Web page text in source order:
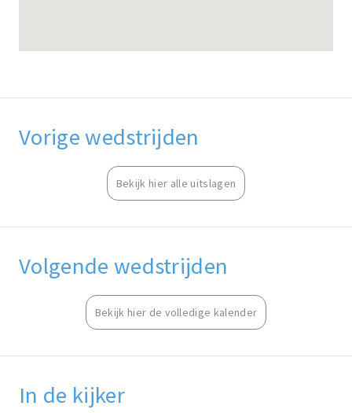
Vorige wedstrijden
Bekijk hier alle uitslagen
Volgende wedstrijden
Bekijk hier de volledige kalender
In de kijker